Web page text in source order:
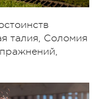
талия, Соломия